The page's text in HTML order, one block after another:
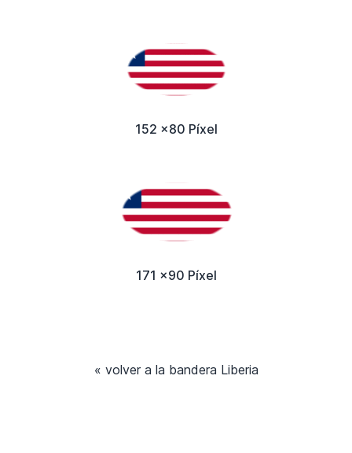
152 x80 Píxel
171 x90 Píxel
« volver a la bandera Liberia